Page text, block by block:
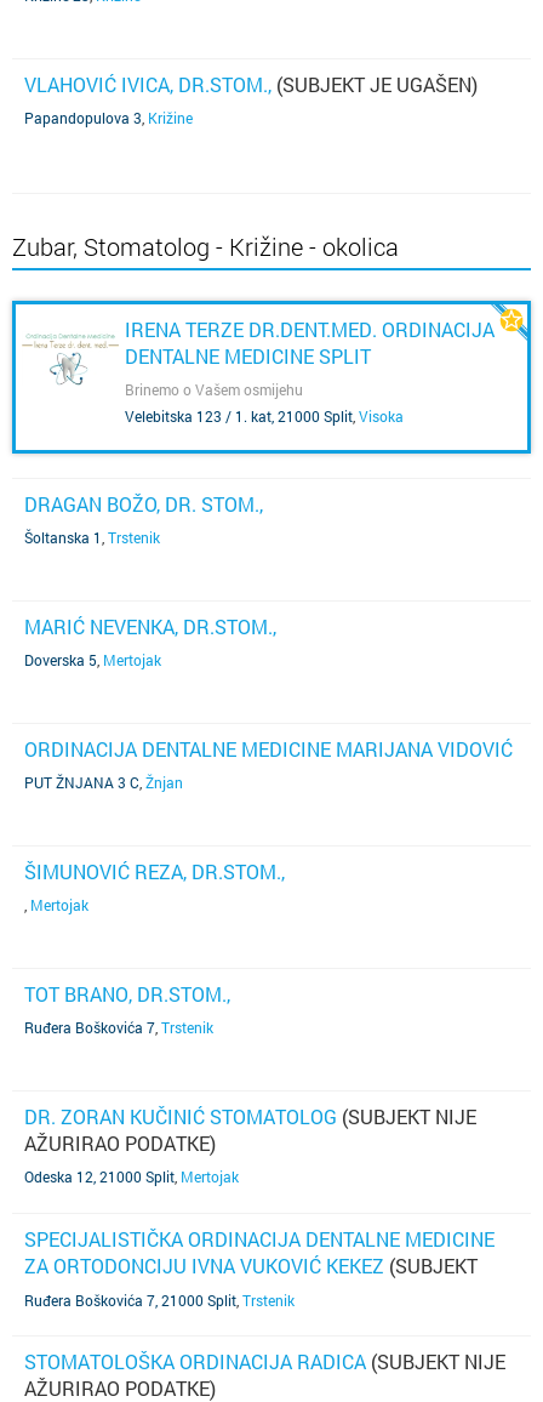
VLAHOVIĆ IVICA, DR.STOM., (SUBJEKT JE UGAŠEN)
Papandopulova 3 Križine
Zubar, Stomatolog - Križine - okolica
IRENA TERZE DR.DENT.MED. ORDINACIJA
DENTALNE MEDICINE SPLIT
Brinemo o Vašem osmijehu
Velebitska 123 / 1. kat, 21000 Split Visoka
DRAGAN BOŽO, DR. STOM.,
Šoltanska 1 Trstenik
MARIĆ NEVENKA, DR.STOM.,
Doverska 5 Mertojak
ORDINACIJA DENTALNE MEDICINE MARIJANA VIDOVIĆ
PUT ŽNJANA 3 C Žnjan
ŠIMUNOVIĆ REZA, DR.STOM.,
Mertojak
TOT BRANO, DR.STOM.,
Ruđera Boškovića 7 Trstenik
DR. ZORAN KUČINIĆ STOMATOLOG (SUBJEKT NIJE
AŽURIRAO PODATKE)
Odeska 12, 21000 Split Mertojak
SPECIJALISTIČKA ORDINACIJA DENTALNE MEDICINE
ZA ORTODONCIJU IVNA VUKOVIĆ KEKEZ (SUBJEKT
NIJE AŽURIRAO PODATKE)
Ruđera Boškovića 7, 21000 Split Trstenik
STOMATOLOŠKA ORDINACIJA RADICA (SUBJEKT NIJE
AŽURIRAO PODATKE)